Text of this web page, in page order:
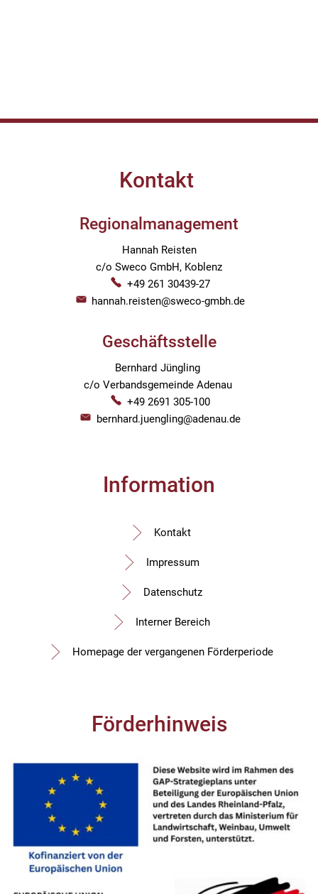
Kontakt
Regionalmanagement
Hannah Reisten
c/o Sweco GmbH, Koblenz
+49 261 30439-27
hannah.reisten@sweco-gmbh.de
Geschäftsstelle
Bernhard Jüngling
c/o Verbandsgemeinde Adenau
+49 2691 305-100
bernhard.juengling@adenau.de
Information
Kontakt
Impressum
Datenschutz
Interner Bereich
Homepage der vergangenen Förderperiode
Förderhinweis